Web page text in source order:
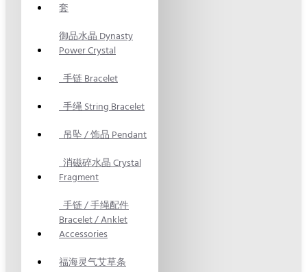
套
御品水晶 Dynasty
Power Crystal
手链 Bracelet
手绳 String Bracelet
吊坠 / 饰品 Pendant
消磁碎水晶 Crystal
Fragment
手链 / 手绳配件
Bracelet / Anklet
Accessories
福海灵气艾草条